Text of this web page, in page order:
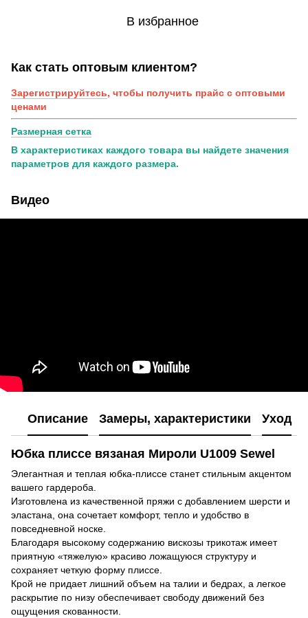
В избранное
Как стать оптовым клиентом?
Зарегистрируйтесь, чтобы получить прайс с оптовыми
ценами
Размерная сетка
В характеристиках каждого товара вы найдете значения
параметров для каждого размера.
Видео
Описание Замеры, характеристики Уход
Юбка плиссе вязаная Мироли U1009 Sewel
Элегантная и теплая юбка-плиссе станет стильным акцентом
вашего гардероба.
Изготовлена из качественной пряжи с добавлением шерсти и
эластана, она сочетает комфорт, тепло и удобство в
повседневной носке.
Благодаря высокому содержанию вискозы трикотаж имеет
приятную «тяжелую» красиво ложащуюся структуру и
сохраняет четкую форму плиссе.
Крой не придает лишний объем на талии и бедрах, а легкое
раскрытие по низу обеспечивает свободу движений без
ощущения скованности.